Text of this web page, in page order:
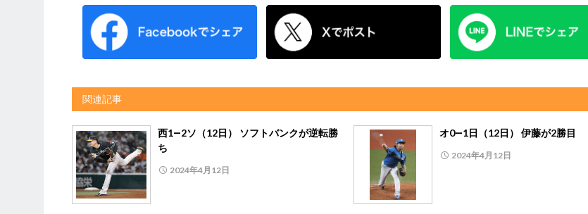
関連記事
西1―2ソ（12日） ソフトバンクが逆転勝
ち
2024年4月12日
オ0―1日（12日） 伊藤が2勝目
2024年4月12日